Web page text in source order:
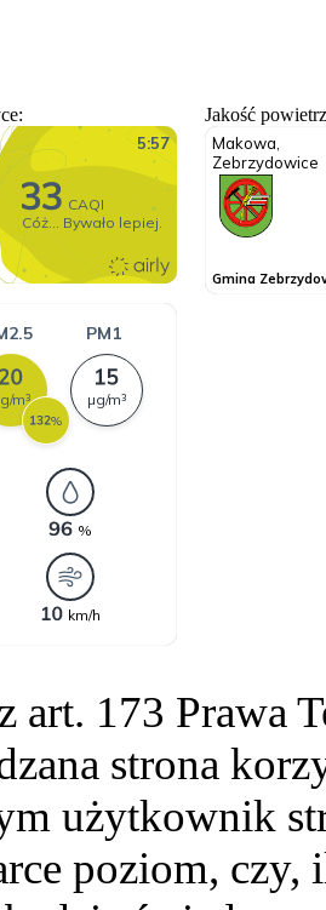
Jakość
art. 173 Prawa
strona
użytkownik
poziom,